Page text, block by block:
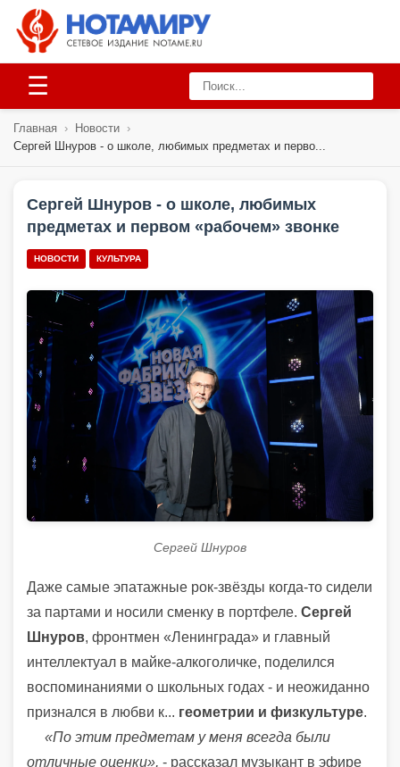
☰
Главная › Новости ›
Сергей Шнуров - о школе, любимых предметах и перво...
Сергей Шнуров - о школе, любимых
предметах и первом «рабочем» звонке
НОВОСТИ КУЛЬТУРА
Сергей Шнуров
Даже самые эпатажные рок-звёзды когда-то сидели
за партами и носили сменку в портфеле. Сергей
Шнуров, фронтмен «Ленинграда» и главный
интеллектуал в майке-алкоголичке, поделился
воспоминаниями о школьных годах - и неожиданно
признался в любви к... геометрии и физкультуре.
«По этим предметам у меня всегда были
отличные оценки», - рассказал музыкант в эфире